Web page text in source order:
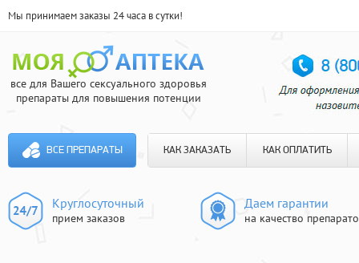
Мы принимаем заказы 24 часа в сутки!
все для Вашего сексуального здоровья
препараты для повышения потенции
ВСЕ ПРЕПАРАТЫ КАК ЗАКАЗАТЬ КАК ОПЛАТИТЬ
Круглосуточный
прием заказов
Даем гарантии
на качество